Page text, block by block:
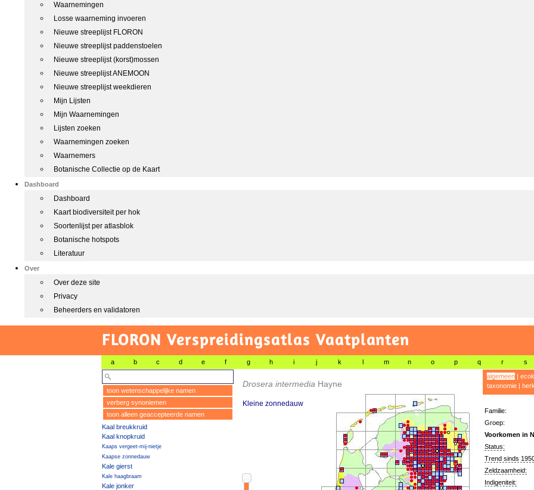
Waarnemingen
Losse waarneming invoeren
Nieuwe streeplijst FLORON
Nieuwe streeplijst paddenstoelen
Nieuwe streeplijst (korst)mossen
Nieuwe streeplijst ANEMOON
Nieuwe streeplijst weekdieren
Mijn Lijsten
Mijn Waarnemingen
Lijsten zoeken
Waarnemingen zoeken
Waarnemers
Botanische Collectie op de Kaart
Dashboard
Dashboard
Kaart biodiversiteit per hok
Soortenlijst per atlasblok
Botanische hotspots
Literatuur
Over
Over deze site
Privacy
Beheerders en validatoren
FLORON Verspreidingsatlas Vaatplanten
a b c d e f g h i j k l m n o p q r s
toon wetenschappelijke namen
verberg synoniemen
toon alleen geaccepteerde namen
Kaal breukkruid
Kaal knopkruid
Kaaps vergeet-mij-nietje
Kaapse zonnedauw
Kale gierst
Kale haagbraam
Kale jonker
Drosera intermedia Hayne
Kleine zonnedauw
algemeen|
taxonomie|
Familie:
Groep:
Voorkomen in
Status:
Trend sinds
Zeldzaamheid:
Indigeniteit: